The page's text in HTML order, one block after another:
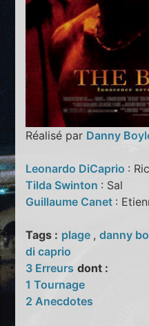
Réalisé par Danny
Leonardo DiCaprio :
Tilda Swinton : Sal
Guillaume Canet :
Tags : plage ,danny
di caprio
3 Erreurs dont :
1 Tournage
2 Anecdotes